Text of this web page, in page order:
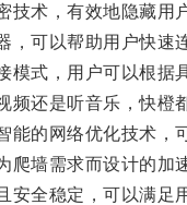
术，有效地隐藏用
可以帮助用户快速连
式，用户可以根据具
还是听音乐，快橙都
的网络优化技术，可
墙需求而设计的加
全稳定，可以满足